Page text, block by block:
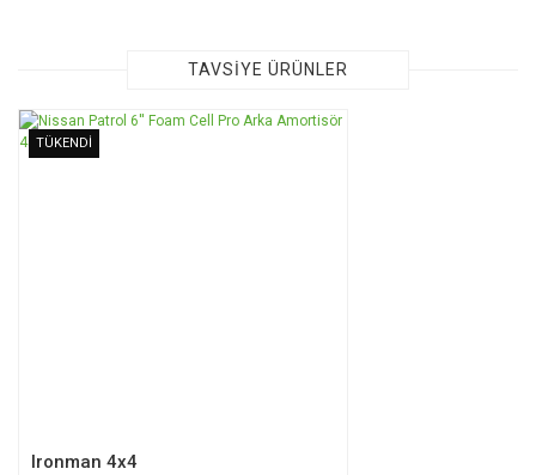
Görüş ve önerileriniz için teşekkür ederiz.
Ürün resmi kalitesiz, bozuk veya görüntülenemiyor.
Ürün açıklamasında eksik bilgiler bulunuyor.
TAVSİYE ÜRÜNLER
TÜKENDİ
Ironman 4x4